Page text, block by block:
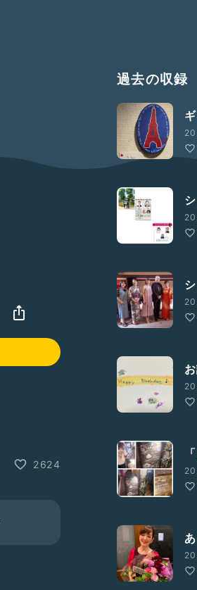
2624
過去の収録